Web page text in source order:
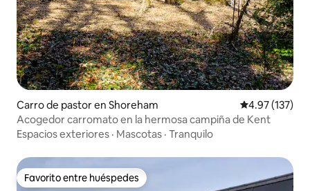
Carro de pastor en Shoreham Calificación
4.97 (137)
Acogedor carromato en la hermosa campiña de Kent
Espacios exteriores · Mascotas · Tranquilo
Favorito entre huéspedes
Favorito entre huéspedes